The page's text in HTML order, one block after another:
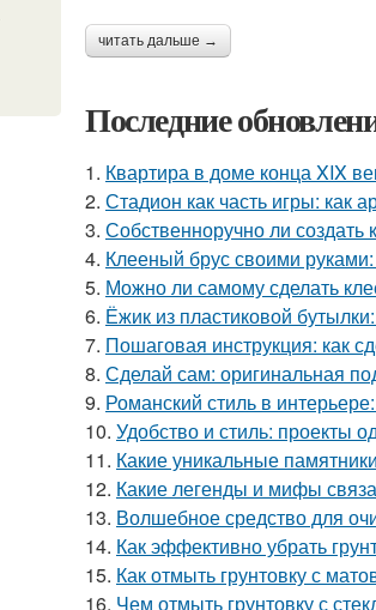
читать дальше →
Последние
1. Квартира в доме конца XIX
2. Стадион как часть игры: как
3. Собственноручно ли
4. Клееный брус своими
5. Можно ли самому сделать
6. Ёжик из пластиковой
7. Пошаговая инструкция: как
8. Сделай сам: оригинальная
9. Романский стиль в
10. Удобство и стиль: проекты
11. Какие уникальные
12. Какие легенды и мифы
13. Волшебное средство для
14. Как эффективно убрать
15. Как отмыть грунтовку с
16. Чем отмыть грунтовку с